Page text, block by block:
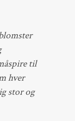
til
hver
stor og